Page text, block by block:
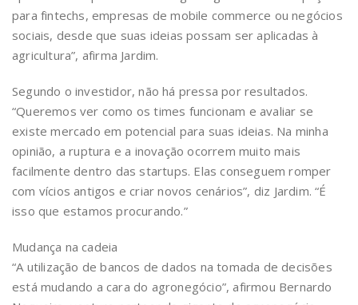
para fintechs, empresas de mobile commerce ou negócios
sociais, desde que suas ideias possam ser aplicadas à
agricultura”, afirma Jardim.
Segundo o investidor, não há pressa por resultados.
“Queremos ver como os times funcionam e avaliar se
existe mercado em potencial para suas ideias. Na minha
opinião, a ruptura e a inovação ocorrem muito mais
facilmente dentro das startups. Elas conseguem romper
com vícios antigos e criar novos cenários”, diz Jardim. “É
isso que estamos procurando.”
Mudança na cadeia
“A utilização de bancos de dados na tomada de decisões
está mudando a cara do agronegócio”, afirmou Bernardo